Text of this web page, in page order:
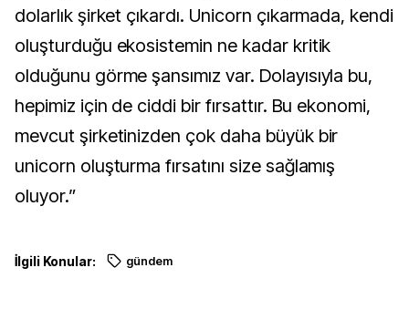
dolarlık şirket çıkardı. Unicorn çıkarmada, kendi
oluşturduğu ekosistemin ne kadar kritik
olduğunu görme şansımız var. Dolayısıyla bu,
hepimiz için de ciddi bir fırsattır. Bu ekonomi,
mevcut şirketinizden çok daha büyük bir
unicorn oluşturma fırsatını size sağlamış
oluyor.”
İlgili Konular: gündem